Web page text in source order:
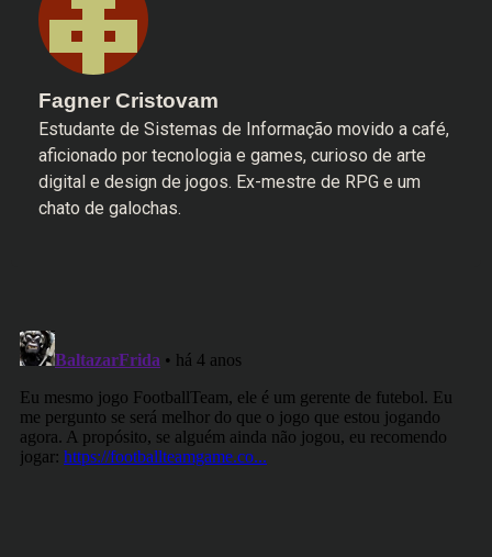
Fagner Cristovam
Estudante de Sistemas de Informação movido a café,
aficionado por tecnologia e games, curioso de arte
digital e design de jogos. Ex-mestre de RPG e um
chato de galochas.